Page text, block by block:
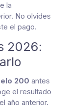
la
No olvides
el pago.
2026:
200 antes
el resultado
año anterior.